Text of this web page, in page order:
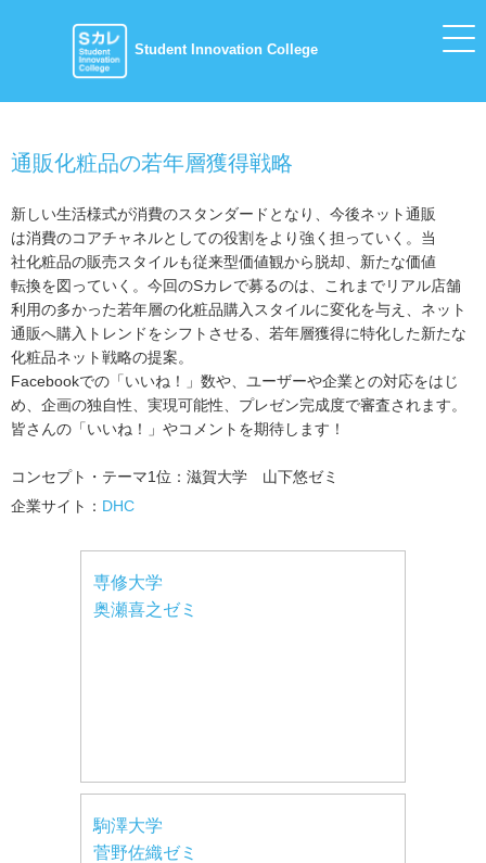
Student Innovation College
通販化粧品の若年層獲得戦略
新しい生活様式が消費のスタンダードとなり、今後ネット通販
は消費のコアチャネルとしての役割をより強く担っていく。当
社化粧品の販売スタイルも従来型価値観から脱却、新たな価値
転換を図っていく。今回のSカレで募るのは、これまでリアル店舗
利用の多かった若年層の化粧品購入スタイルに変化を与え、ネット
通販へ購入トレンドをシフトさせる、若年層獲得に特化した新たな
化粧品ネット戦略の提案。
Facebookでの「いいね！」数や、ユーザーや企業との対応をはじ
め、企画の独自性、実現可能性、プレゼン完成度で審査されます。
皆さんの「いいね！」やコメントを期待します！
コンセプト・テーマ1位：滋賀大学 山下悠ゼミ
企業サイト： DHC
専修大学
奥瀬喜之ゼミ
駒澤大学
菅野佐織ゼミ